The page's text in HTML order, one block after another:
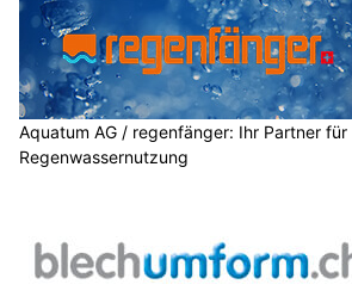
Aquatum AG / regenfänger: Ihr Partner für
Regenwassernutzung